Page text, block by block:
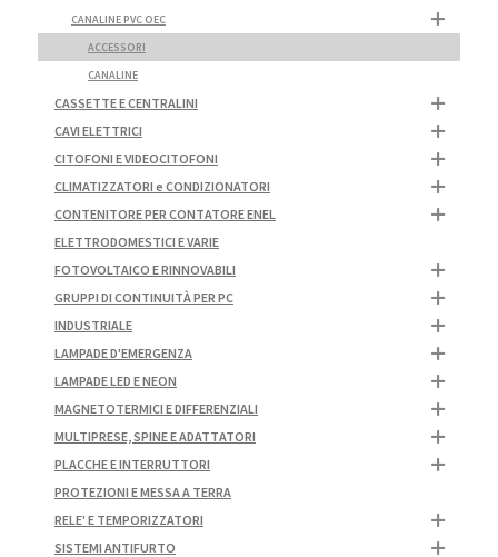
CANALINE PVC OEC
ACCESSORI
CANALINE
CASSETTE E CENTRALINI
CAVI ELETTRICI
CITOFONI E VIDEOCITOFONI
CLIMATIZZATORI e CONDIZIONATORI
CONTENITORE PER CONTATORE ENEL
ELETTRODOMESTICI E VARIE
FOTOVOLTAICO E RINNOVABILI
GRUPPI DI CONTINUITÀ PER PC
INDUSTRIALE
LAMPADE D'EMERGENZA
LAMPADE LED E NEON
MAGNETOTERMICI E DIFFERENZIALI
MULTIPRESE, SPINE E ADATTATORI
PLACCHE E INTERRUTTORI
PROTEZIONI E MESSA A TERRA
RELE' E TEMPORIZZATORI
SISTEMI ANTIFURTO